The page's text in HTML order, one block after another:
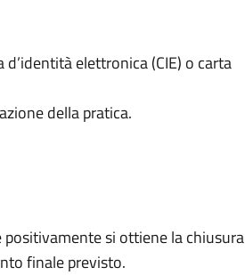
elettronica (CIE) o carta
della pratica.
si ottiene la chiusura
finale previsto.